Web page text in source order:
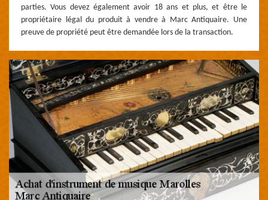
parties. Vous devez également avoir 18 ans et plus, et être le
propriétaire légal du produit à vendre à Marc Antiquaire. Une
preuve de propriété peut être demandée lors de la transaction.